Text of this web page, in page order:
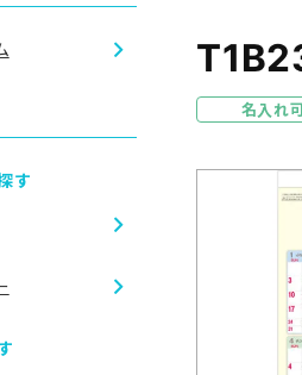
名入れ
す
ダブルリ
B2切 46/